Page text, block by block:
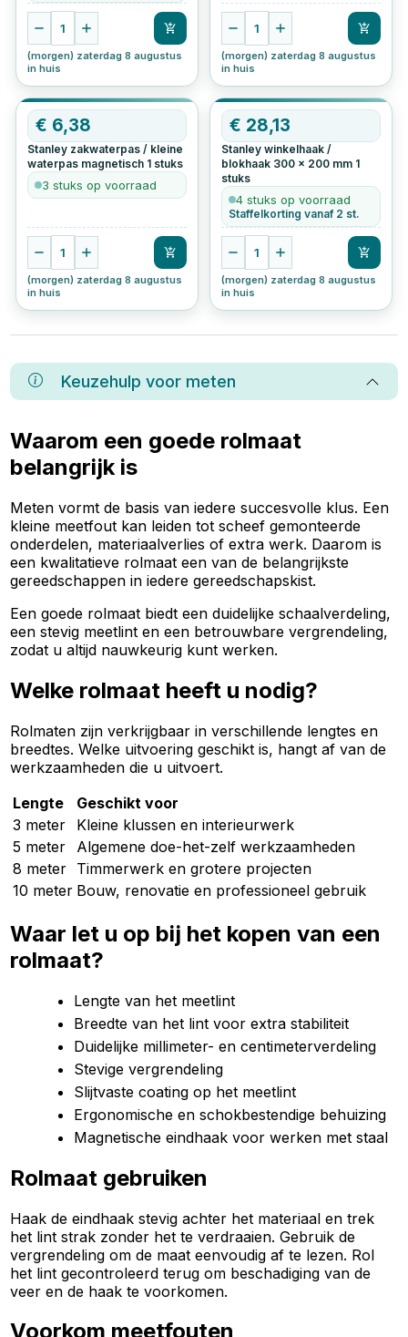
1
(morgen) zaterdag 8 augustus
in huis
1
(morgen) zaterdag 8 augustus
in huis
€ 6,38
Stanley zakwaterpas / kleine
waterpas magnetisch 1 stuks
3 stuks op voorraad
1
(morgen) zaterdag 8 augustus
in huis
€ 28,13
Stanley winkelhaak /
blokhaak 300 × 200 mm 1
stuks
4 stuks op voorraad
Staffelkorting vanaf 2 st.
1
(morgen) zaterdag 8 augustus
in huis
Keuzehulp voor meten
Waarom een goede rolmaat
belangrijk is
Meten vormt de basis van iedere succesvolle klus. Een
kleine meetfout kan leiden tot scheef gemonteerde
onderdelen, materiaalverlies of extra werk. Daarom is
een kwalitatieve rolmaat een van de belangrijkste
gereedschappen in iedere gereedschapskist.
Een goede rolmaat biedt een duidelijke schaalverdeling,
een stevig meetlint en een betrouwbare vergrendeling,
zodat u altijd nauwkeurig kunt werken.
Welke rolmaat heeft u nodig?
Rolmaten zijn verkrijgbaar in verschillende lengtes en
breedtes. Welke uitvoering geschikt is, hangt af van de
werkzaamheden die u uitvoert.
Lengte
Geschikt voor
3 meter
Kleine klussen en interieurwerk
5 meter
Algemene doe-het-zelf werkzaamheden
8 meter Timmerwerk en grotere projecten
10 meter Bouw, renovatie en professioneel gebruik
Waar let u op bij het kopen van een
rolmaat?
Lengte van het meetlint
Breedte van het lint voor extra stabiliteit
Duidelijke millimeter- en centimeterverdeling
Stevige vergrendeling
Slijtvaste coating op het meetlint
Ergonomische en schokbestendige behuizing
Magnetische eindhaak voor werken met staal
Rolmaat gebruiken
Haak de eindhaak stevig achter het materiaal en trek
het lint strak zonder het te verdraaien. Gebruik de
vergrendeling om de maat eenvoudig af te lezen. Rol
het lint gecontroleerd terug om beschadiging van de
veer en de haak te voorkomen.
Voorkom meetfouten